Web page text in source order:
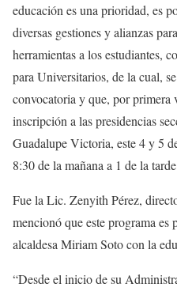
educación es una prioridad, es
diversas gestiones y alianzas
herramientas a los estudiantes,
para Universitarios, de la cual,
convocatoria y que, por primera
inscripción a las presidencias
Guadalupe Victoria, este 4 y 5
8:30 de la mañana a 1 de la
Fue la Lic. Zenyith Pérez,
mencionó que este programa es
alcaldesa Miriam Soto con la
“Desde el inicio de su